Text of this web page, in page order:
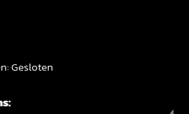
Gesloten